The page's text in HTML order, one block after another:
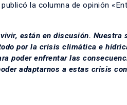
la columna de opinión
están en discusión. Nuestra
por la crisis climática e
poder enfrentar las
adaptarnos a estas crisis